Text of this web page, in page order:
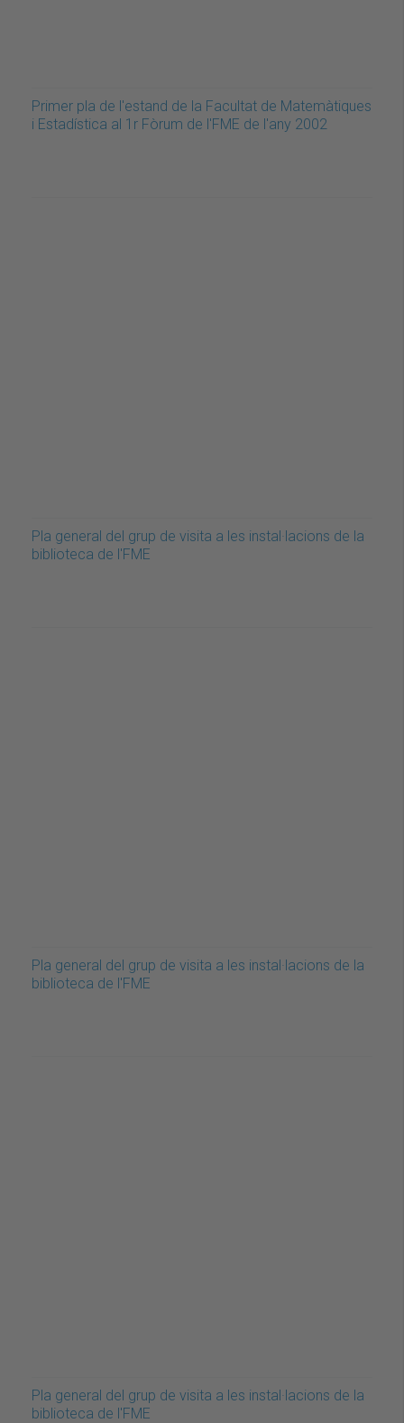
Primer pla de l'estand de la Facultat de Matemàtiques
i Estadística al 1r Fòrum de l'FME de l'any 2002
Pla general del grup de visita a les instal·lacions de la
biblioteca de l'FME
Pla general del grup de visita a les instal·lacions de la
biblioteca de l'FME
Pla general del grup de visita a les instal·lacions de la
biblioteca de l'FME